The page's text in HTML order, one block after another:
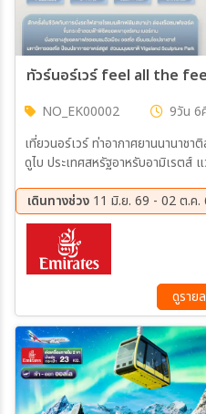
NO_EK00002 9วัน 6
เที่ยวนอร์เวร์ ท่าอากาศยานนานาช
ดูไบ ประเทศสหรัฐอาหรับอามิเรตส์
เกโล – เมืองฟลัม – นั่งรถไฟสายโรแมนติกฟลัมสบานาจากสถานีฟลัมสู่
สถานีไมร์ดัล (Flåmsbana
เบอร์เกน นั่งรถราง Fløibanen
เขาฟลอยเอน – นั่งกระเช้าจากสถา
กระเช้า ขึ้น-ลง) เมืองเบอร์เกน – เมืองวอส – กุ๊ดแวนเก้น – เปิดประสบ
การโรแมนติก ล่องเรือเฟอร์รี่ชมฟยอร์ด
Aurlandsfjord จากท่าเรือกุ๊ดแวนเก้นสู่ท่าเรือฟลัม(รวมค่าล่องเรือ) –
เมืองโกล เมืองโกล – เมืองออสโล
แห่งนอร์เวย์ – มหาวิหารออสโล โร
สวนมนุษยชาติ Vigeland
Statue
เดินทางช่วง 11 มิ.ย. 69 - 02 ต.ค.
03 ก.ย. 69 - 11 ก.ย. 69
ดูราย